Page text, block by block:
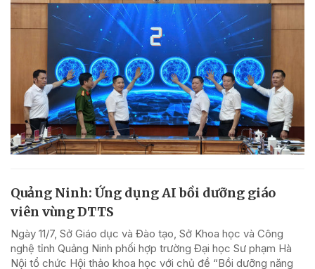
Quảng Ninh: Ứng dụng AI bồi dưỡng giáo
viên vùng DTTS
Ngày 11/7, Sở Giáo dục và Đào tạo, Sở Khoa học và Công
nghệ tỉnh Quảng Ninh phối hợp trường Đại học Sư phạm Hà
Nội tổ chức Hội thảo khoa học với chủ đề “Bồi dưỡng năng